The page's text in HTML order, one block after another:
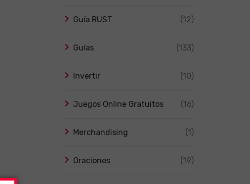
Guía RUST (12)
Guías (133)
Invertir (10)
Juegos Online Gratuitos (16)
Merchandising (1)
Oraciones (19)